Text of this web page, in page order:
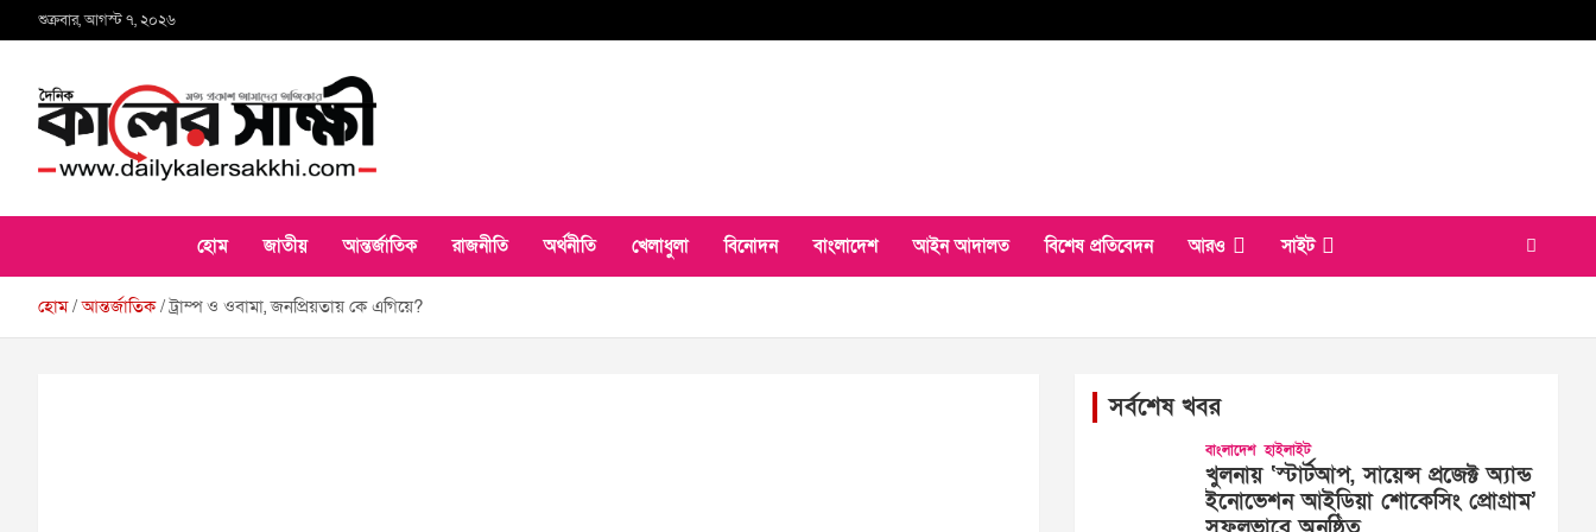
to
শুক্রবার, আগস্ট ৭, ২০২৬
কালের সাক্ষী
হোম জাতীয় আন্তর্জাতিক রাজনীতি অর্থনীতি খেলাধুলা বিনোদন বাংলাদেশ আইন আদালত বিশেষ প্রতিবেদন আরও সাইট
হোম আন্তর্জাতিক ট্রাম্প ও ওবামা, জনপ্রিয়তায় কে এগিয়ে?
সর্বশেষ খবর
বাংলাদেশ হাইলাইট
খুলনায় ‘স্টার্টআপ, সায়েন্স প্রজেক্ট অ্যান্ড
ইনোভেশন আইডিয়া শোকেসিং প্রোগ্রাম’